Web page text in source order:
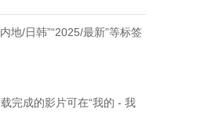
地/日韩”“2025/最新”等标签
完成的影片可在“我的 - 我